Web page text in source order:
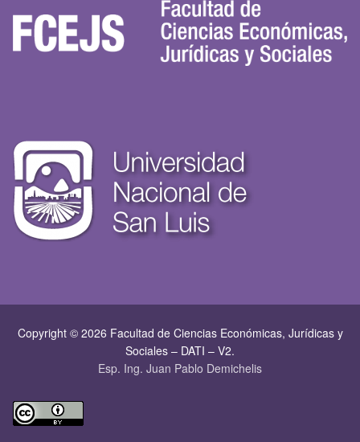
Copyright © 2026 Facultad de Ciencias Económicas, Jurí­dicas y
Sociales – DATI – V2.
Esp. Ing. Juan Pablo Demichelis